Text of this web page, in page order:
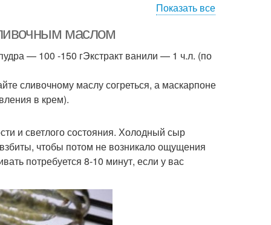
Показать все
маслом
— 100 -150 гЭкстракт ванили — 1 ч.л. (по
сливочному маслу согреться, а маскарпоне
в крем).
и светлого состояния. Холодный сыр
чтобы потом не возникало ощущения
потребуется 8-10 минут, если у вас